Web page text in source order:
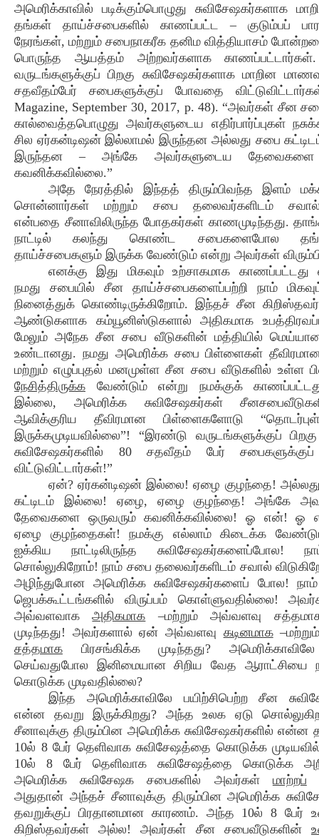
அமெரிக்காவில் படிக்கும்பொழுது சுவிசேஷகர்களாக
தங்கள் தாய்ச்சபைகளில் காணப்பட்ட – குடும்பப்
நேரங்கள், மற்றும் சபைநாகரீக தனிம வித்தியாசம்
பொருந்த ஆயத்தம் அற்றவர்களாக
வருடங்களுக்குப் பிறகு சுவிசேஷகர்களாக மாறின
சதவீதம்பேர் சபைகளுக்குப் போவதை
Magazine, September 30, 2017, p. 48). “அவர்கள் சீன
கால்வைத்தபொழுது அவர்களுடைய எதிர்பார்ப்புகள்
சில ஏர்கன்டிஷன் இல்லாமல் இருந்தன அல்லது சபை
இருந்தன – அங்கே அவர்களுடைய தேவைகளை
கவனிக்கவில்லை.”
அதே நேரத்தில் இந்தத் திரும்பிவந்த இளம்
சொன்னார்கள் மற்றும் சபை தலைவர்களிடம்
என்பதை சீனாவிலிருந்த போதகர்கள் காணமுடிந்தது.
நாட்டில் கலந்து கொண்ட சபைகளைபோல
தாய்ச்சபைகளும் இருக்க வேண்டும் என்று அவர்கள்
எனக்கு இது மிகவும் உற்சாகமாக
நமது சபையில் சீன தாய்ச்சபைகளைப்பற்றி நாம்
நினைத்துக் கொண்டிருக்கிறோம். இந்தச் சீன
ஆண்டுகளாக கம்யூனிஸ்டுகளால் அதிகமாக
மேலும் அநேக சீன சபை வீடுகளின் மத்தியில் மெய்யான
உண்டானது. நமது அமெரிக்க சபை பிள்ளைகள்
மற்றும் எழுப்புதல் மனமுள்ள சீன சபை வீடுகளில் உள்ள
நேசித்திருக்க வேண்டும் என்று நமக்குக்
இல்லை, அமெரிக்க சுவிசேஷகர்கள்
ஆவிக்குரிய தீவிரமான பிள்ளைகளோடு
இருக்கமுடியவில்லை”! “இரண்டு வருடங்களுக்குப்
சுவிசேஷகர்களில் 80 சதவீதம் பேர்
விட்டுவிட்டார்கள்!”
ஏன்? ஏர்கன்டிஷன் இல்லை! ஏழை குழந்தை!
கட்டிடம் இல்லை! ஏழை, ஏழை குழந்தை! அங்கே
தேவைகளை ஒருவரும் கவனிக்கவில்லை! ஓ என்! ஓ
ஏழை குழந்தைகள்! நமக்கு எல்லாம் கிடைக்க
ஐக்கிய நாட்டிலிருந்த சுவிசேஷகர்களைப்போல!
சொல்லுகிறோம்! நாம் சபை தலைவர்களிடம் சவால்
அழிந்துபோன அமெரிக்க சுவிசேஷகர்களைப் போல!
ஜெபக்கூட்டங்களில் விருப்பம் கொள்ளுவதில்லை!
அவ்வளவாகஅதிகமாக –மற்றும் அவ்வளவு
முடிந்தது! அவர்களால் ஏன் அவ்வளவு கடினமாக
சத்தமாக பிரசங்கிக்க முடிந்தது?
செய்வதுபோல இனிமையான சிறிய வேத ஆராட்சியை
கொடுக்க முடிவதில்லை?
இந்த அமெரிக்காவிலே பயிற்சிபெற்ற சீன
என்ன தவறு இருக்கிறது? அந்த உலக ஏடு
சீனாவுக்கு திரும்பின அமெரிக்க சுவிசேஷகர்களில் என்ன
10ல் 8 பேர் தெளிவாக சுவிசேஷத்தை கொடுக்க
10ல் 8 பேர் தெளிவாக சுவிசேஷத்தை கொடுக்க
அமெரிக்க சுவிசேஷக சபைகளில் அவர்கள் மாற்றப்
அதுதான் அந்தச் சீனாவுக்கு திரும்பின அமெரிக்க
தவறுக்குப் பிரதானமான காரணம். அந்த 10ல் 8 பேர்
கிறிஸ்தவர்கள் அல்ல! அவர்கள் சீன சபைவீடுகளின்